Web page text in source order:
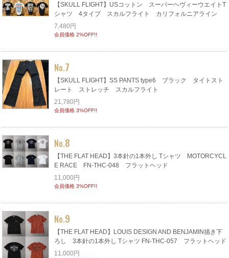
【SKULL FLIGHT】USコットン スーパーヘヴィーウエイトT
シャツ 4タイプ スカルフライト カリフォルニアライン
7,480円
会員価格 2%OFF!!
No.7
【SKULL FLIGHT】SS PANTS type6 ブラック タイトスト
レート ストレッチ スカルフライト
21,780円
会員価格 3%OFF!!
No.8
【THE FLAT HEAD】3本針の1本外し Tシャツ MOTORCYCL
E RACE FN-THC-048 フラットヘッド
11,000円
会員価格 3%OFF!!
No.9
【THE FLAT HEAD】LOUIS DESIGN AND BENJAMIN描き下
ろし 3本針の1本外し Tシャツ FN-THC-057 フラットヘッド
11,000円